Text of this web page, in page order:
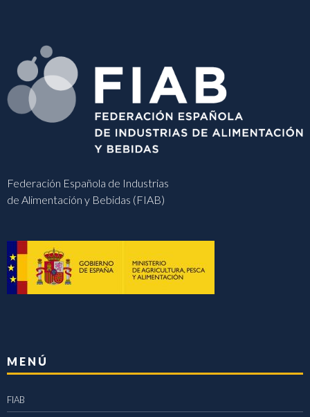
Federación Española de Industrias
de Alimentación y Bebidas (FIAB)
MENÚ
FIAB